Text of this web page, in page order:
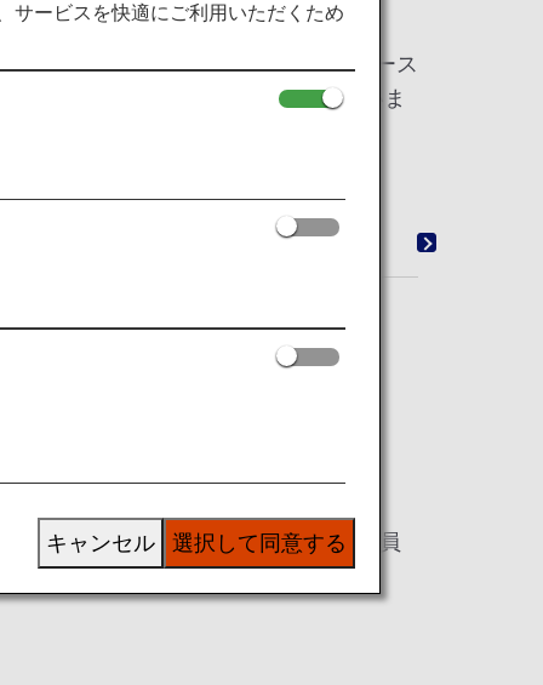
クラス」・「普通席」から、「ファース
更に伴うサービスの変更は予定していま
ショッピ
ますので、ご希望のお客様は客室乗務員
サービスを快適にご利用いただくため
選択して同意する
キャンセル